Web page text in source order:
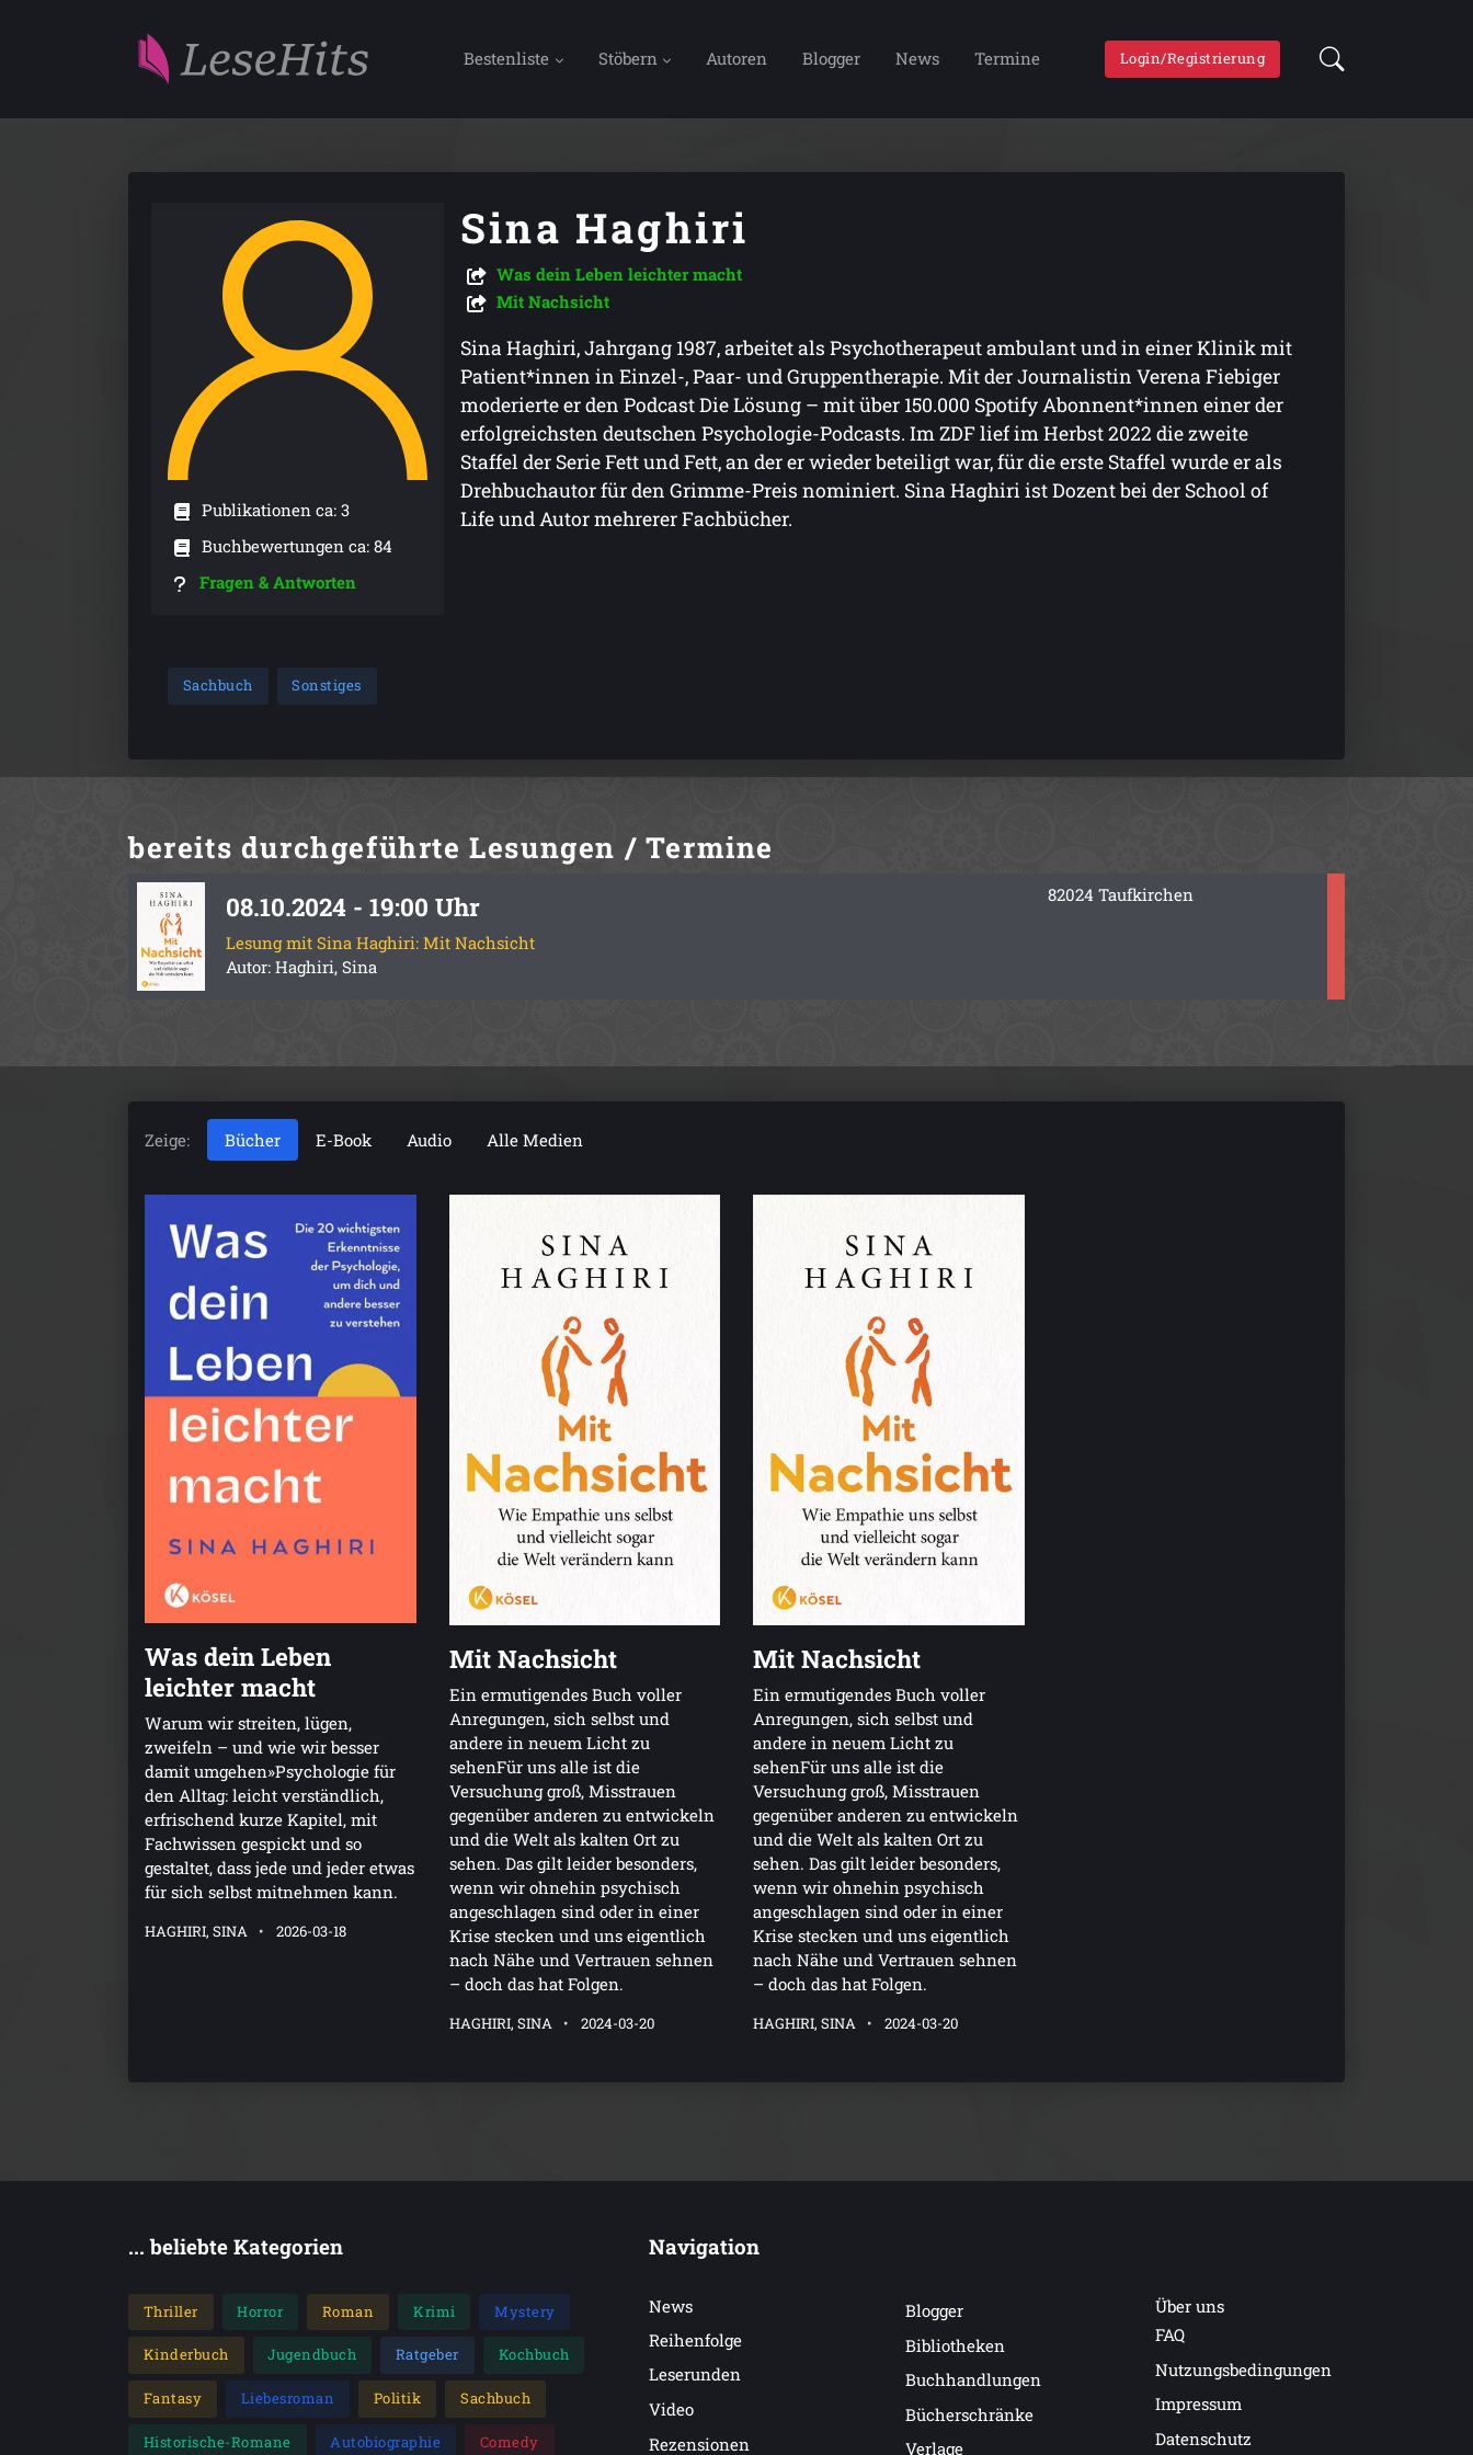
Bestenliste Stöbern Autoren Blogger News Termine Login/Registrierung
Publikationen ca: 3
Buchbewertungen ca: 84
Fragen & Antworten
Sina Haghiri
Was dein Leben leichter macht
Mit Nachsicht
Sina Haghiri, Jahrgang 1987, arbeitet als Psychotherapeut ambulant und in einer Klinik mit
Patient*innen in Einzel-, Paar- und Gruppentherapie. Mit der Journalistin Verena Fiebiger
moderierte er den Podcast Die Lösung – mit über 150.000 Spotify Abonnent*innen einer der
erfolgreichsten deutschen Psychologie-Podcasts. Im ZDF lief im Herbst 2022 die zweite
Staffel der Serie Fett und Fett, an der er wieder beteiligt war, für die erste Staffel wurde er als
Drehbuchautor für den Grimme-Preis nominiert. Sina Haghiri ist Dozent bei der School of
Life und Autor mehrerer Fachbücher.
Sachbuch Sonstiges
bereits durchgeführteLesungen / Termine
08.10.2024 - 19:00 Uhr
Lesung mit Sina Haghiri: Mit Nachsicht
Autor: Haghiri, Sina
82024 Taufkirchen
Zeige: Bücher E-Book Audio Alle Medien
Was dein Leben
leichter macht
Warum wir streiten, lügen,
zweifeln – und wie wir besser
damit umgehen»Psychologie für
den Alltag: leicht verständlich,
erfrischend kurze Kapitel, mit
Fachwissen gespickt und so
gestaltet, dass jede und jeder etwas
für sich selbst mitnehmen kann.
HAGHIRI, SINA 2026-03-18
Mit Nachsicht
Ein ermutigendes Buch voller
Anregungen, sich selbst und
andere in neuem Licht zu
sehenFür uns alle ist die
Versuchung groß, Misstrauen
gegenüber anderen zu entwickeln
und die Welt als kalten Ort zu
sehen. Das gilt leider besonders,
wenn wir ohnehin psychisch
angeschlagen sind oder in einer
Krise stecken und uns eigentlich
nach Nähe und Vertrauen sehnen
– doch das hat Folgen.
HAGHIRI, SINA 2024-03-20
Mit Nachsicht
Ein ermutigendes Buch voller
Anregungen, sich selbst und
andere in neuem Licht zu
sehenFür uns alle ist die
Versuchung groß, Misstrauen
gegenüber anderen zu entwickeln
und die Welt als kalten Ort zu
sehen. Das gilt leider besonders,
wenn wir ohnehin psychisch
angeschlagen sind oder in einer
Krise stecken und uns eigentlich
nach Nähe und Vertrauen sehnen
– doch das hat Folgen.
HAGHIRI, SINA 2024-03-20
... beliebte Kategorien
Thriller Horror Roman Krimi Mystery
Kinderbuch Jugendbuch Ratgeber Kochbuch
Fantasy Liebesroman Politik Sachbuch
Historische-Romane Autobiographie Comedy
Navigation
News
Reihenfolge
Leserunden
Video
Rezensionen
Blogger
Bibliotheken
Buchhandlungen
Bücherschränke
Verlage
Über uns
FAQ
Nutzungsbedingungen
Impressum
Datenschutz